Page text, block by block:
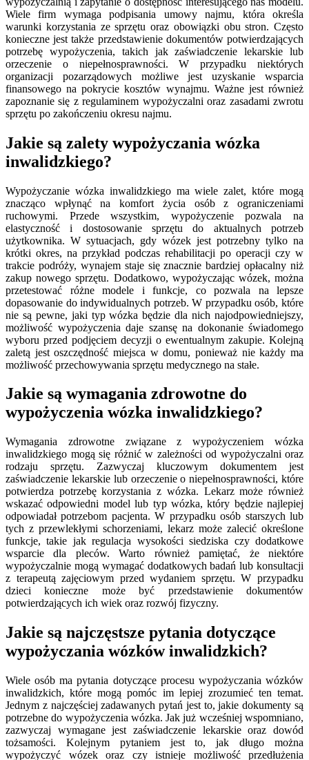
Wiele firm wymaga podpisania umowy najmu, która określa
warunki korzystania ze sprzętu oraz obowiązki obu stron. Często
konieczne jest także przedstawienie dokumentów potwierdzających
potrzebę wypożyczenia, takich jak zaświadczenie lekarskie lub
orzeczenie o niepełnosprawności. W przypadku niektórych
organizacji pozarządowych możliwe jest uzyskanie wsparcia
finansowego na pokrycie kosztów wynajmu. Ważne jest również
zapoznanie się z regulaminem wypożyczalni oraz zasadami zwrotu
sprzętu po zakończeniu okresu najmu.
Jakie są zalety wypożyczania wózka
inwalidzkiego?
Wypożyczanie wózka inwalidzkiego ma wiele zalet, które mogą
znacząco wpłynąć na komfort życia osób z ograniczeniami
ruchowymi. Przede wszystkim, wypożyczenie pozwala na
elastyczność i dostosowanie sprzętu do aktualnych potrzeb
użytkownika. W sytuacjach, gdy wózek jest potrzebny tylko na
krótki okres, na przykład podczas rehabilitacji po operacji czy w
trakcie podróży, wynajem staje się znacznie bardziej opłacalny niż
zakup nowego sprzętu. Dodatkowo, wypożyczając wózek, można
przetestować różne modele i funkcje, co pozwala na lepsze
dopasowanie do indywidualnych potrzeb. W przypadku osób, które
nie są pewne, jaki typ wózka będzie dla nich najodpowiedniejszy,
możliwość wypożyczenia daje szansę na dokonanie świadomego
wyboru przed podjęciem decyzji o ewentualnym zakupie. Kolejną
zaletą jest oszczędność miejsca w domu, ponieważ nie każdy ma
możliwość przechowywania sprzętu medycznego na stałe.
Jakie są wymagania zdrowotne do
wypożyczenia wózka inwalidzkiego?
Wymagania zdrowotne związane z wypożyczeniem wózka
inwalidzkiego mogą się różnić w zależności od wypożyczalni oraz
rodzaju sprzętu. Zazwyczaj kluczowym dokumentem jest
zaświadczenie lekarskie lub orzeczenie o niepełnosprawności, które
potwierdza potrzebę korzystania z wózka. Lekarz może również
wskazać odpowiedni model lub typ wózka, który będzie najlepiej
odpowiadał potrzebom pacjenta. W przypadku osób starszych lub
tych z przewlekłymi schorzeniami, lekarz może zalecić określone
funkcje, takie jak regulacja wysokości siedziska czy dodatkowe
wsparcie dla pleców. Warto również pamiętać, że niektóre
wypożyczalnie mogą wymagać dodatkowych badań lub konsultacji
z terapeutą zajęciowym przed wydaniem sprzętu. W przypadku
dzieci konieczne może być przedstawienie dokumentów
potwierdzających ich wiek oraz rozwój fizyczny.
Jakie są najczęstsze pytania dotyczące
wypożyczania wózków inwalidzkich?
Wiele osób ma pytania dotyczące procesu wypożyczania wózków
inwalidzkich, które mogą pomóc im lepiej zrozumieć ten temat.
Jednym z najczęściej zadawanych pytań jest to, jakie dokumenty są
potrzebne do wypożyczenia wózka. Jak już wcześniej wspomniano,
zazwyczaj wymagane jest zaświadczenie lekarskie oraz dowód
tożsamości. Kolejnym pytaniem jest to, jak długo można
wypożyczyć wózek oraz czy istnieje możliwość przedłużenia